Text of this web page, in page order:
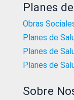
Planes
Obras
Planes de
Planes de
Planes de
Sobre